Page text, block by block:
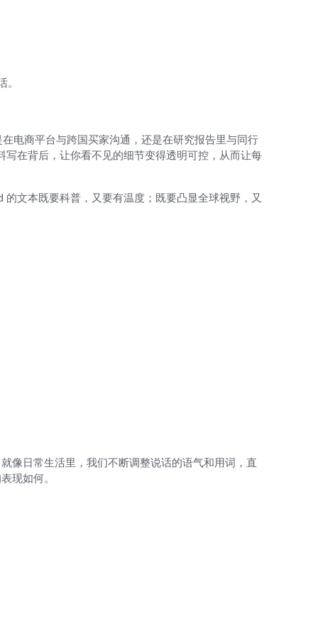
电商平台与跨国买家沟通，还是在研究报告里与同行
在背后，让你看不见的细节变得透明可控，从而让每
文本既要科普，又要有温度；既要凸显全球视野，又
像日常生活里，我们不断调整说话的语气和用词，直
现如何。